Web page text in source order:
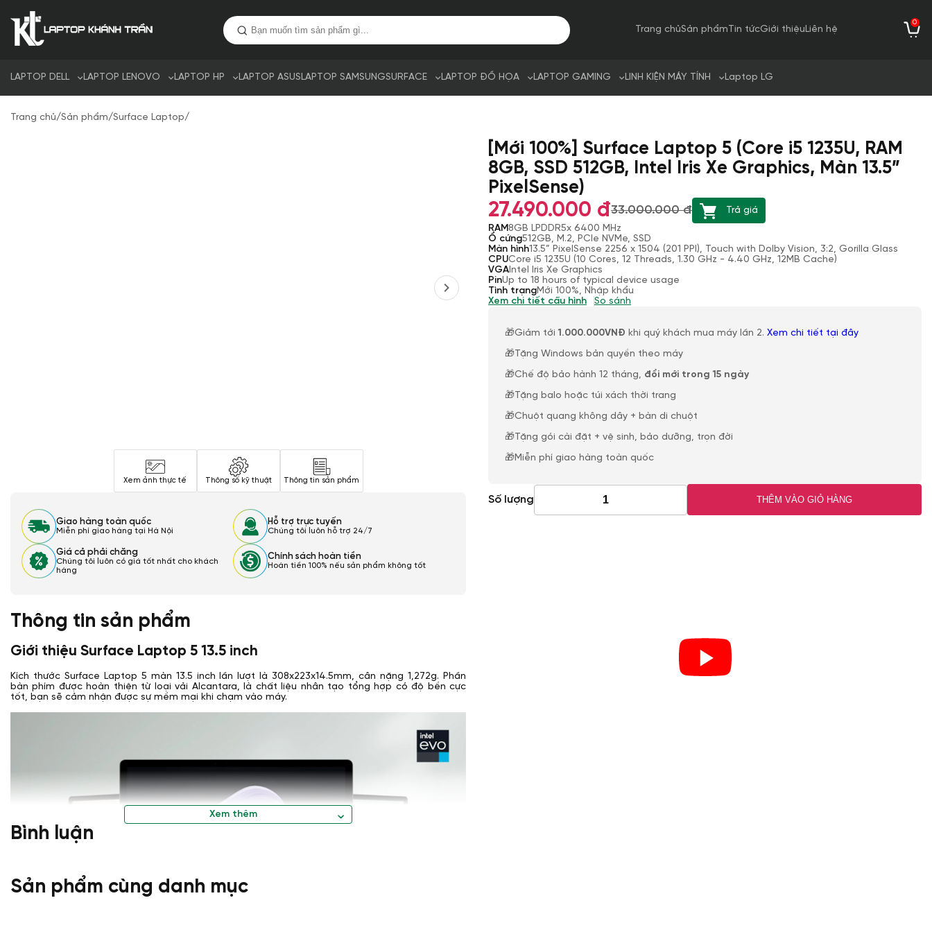
Trang chủSản phẩm Tin tứcGiới thiệuLiên hệ
0
LAPTOP DELL LAPTOP LENOVO LAPTOP HP LAPTOP ASUSLAPTOP SAMSUNGSURFACE LAPTOP ĐỒ HỌA LAPTOP GAMING LINH KIỆN MÁY TÍNH Laptop LG
Trang chủ/Sản phẩm/Surface Laptop/
Xem ảnh thực tế Thông số kỹ thuật Thông tin sản phẩm
Giao hàng toàn quốc
Miễn phí giao hàng tại Hà Nội
Hỗ trợ trực tuyến
Chúng tôi luôn hỗ trợ 24/7
Giá cả phải chăng
Chúng tôi luôn có giá tốt nhất cho khách
hàng
Chính sách hoàn tiền
Hoàn tiền 100% nếu sản phẩm không tốt
[Mới 100%] Surface Laptop 5 (Core i5 1235U, RAM
8GB, SSD 512GB, Intel Iris Xe Graphics, Màn 13.5”
PixelSense)
27.490.000 đ33.000.000 đ
Trả giá
RAM8GB LPDDR5x 6400 MHz
Ổ cứng512GB, M.2, PCIe NVMe, SSD
Màn hình13.5” PixelSense 2256 x 1504 (201 PPI), Touch with Dolby Vision, 3:2, Gorilla Glass
CPUCore i5 1235U (10 Cores, 12 Threads, 1.30 GHz - 4.40 GHz, 12MB Cache)
VGAIntel Iris Xe Graphics
PinUp to 18 hours of typical device usage
Tình trạngMới 100%, Nhập khẩu
Xem chi tiết cấu hình
So sánh
🎁Giảm tới 1.000.000VNĐ khi quý khách mua máy lần 2. Xem chi tiết tại đây
🎁Tặng Windows bản quyền theo máy
🎁Chế độ bảo hành 12 tháng, đổi mới trong 15 ngày
🎁Tặng balo hoặc túi xách thời trang
🎁Chuột quang không dây + bàn di chuột
🎁Tặng gói cài đặt + vệ sinh, bảo dưỡng, trọn đời
🎁Miễn phí giao hàng toàn quốc
Số lượng THÊM VÀO GIỎ HÀNG
Thông tin sản phẩm
Giới thiệu Surface Laptop 5 13.5 inch
Kích thước Surface Laptop 5 màn 13.5 inch lần lượt là 308x223x14.5mm, cân nặng 1,272g. Phần
bàn phím được hoàn thiện từ loại vải Alcantara, là chất liệu nhân tạo tổng hợp có độ bền cực
tốt, bạn sẽ cảm nhận được sự mềm mại khi chạm vào máy.
Xem thêm
Bình luận
Sản phẩm cùng danh mục